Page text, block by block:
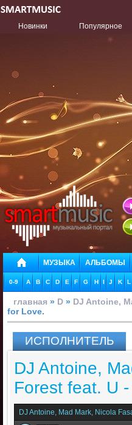
Новинки Популярное
МУЗЫКА АЛЬБОМЫ
0-9 A B C D E F G H I J K L
главная » D » DJ Antoine,
for Love.
ИСПОЛНИТЕЛЬ
DJ Antoine,
Forest feat. U
DJ Antoine, Mad Mark, Nicola